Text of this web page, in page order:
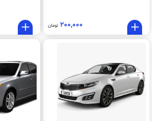
۲۰۰,۰۰۰ تومان